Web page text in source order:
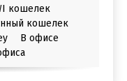
кошелек
кошелек
В офисе